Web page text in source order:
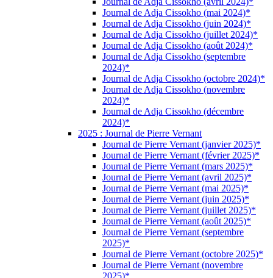
Journal de Adja Cissokho (mai 2024)*
Journal de Adja Cissokho (juin 2024)*
Journal de Adja Cissokho (juillet 2024)*
Journal de Adja Cissokho (août 2024)*
Journal de Adja Cissokho (septembre
2024)*
Journal de Adja Cissokho (octobre 2024)*
Journal de Adja Cissokho (novembre
2024)*
Journal de Adja Cissokho (décembre
2024)*
2025 : Journal de Pierre Vernant
Journal de Pierre Vernant (janvier 2025)*
Journal de Pierre Vernant (février 2025)*
Journal de Pierre Vernant (mars 2025)*
Journal de Pierre Vernant (avril 2025)*
Journal de Pierre Vernant (mai 2025)*
Journal de Pierre Vernant (juin 2025)*
Journal de Pierre Vernant (juillet 2025)*
Journal de Pierre Vernant (août 2025)*
Journal de Pierre Vernant (septembre
2025)*
Journal de Pierre Vernant (octobre 2025)*
Journal de Pierre Vernant (novembre
2025)*